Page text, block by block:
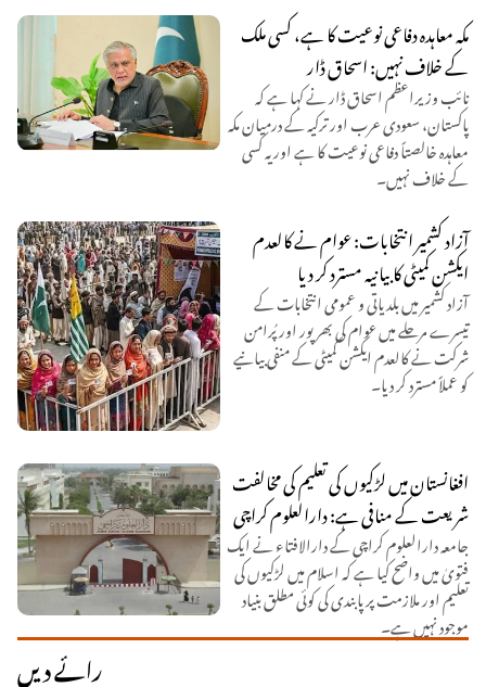
مکہ معاہدہ دفاعی نوعیت کا ہے، کسی ملک
کے خلاف نہیں: اسحاق ڈار
نائب وزیراعظم اسحاق ڈار نے کہا ہے کہ
پاکستان، سعودی عرب اور ترکیہ کے درمیان مکہ
معاہدہ خالصتاً دفاعی نوعیت کا ہے اور یہ کسی
کے خلاف نہیں۔
آزاد کشمیر انتخابات: عوام نے کالعدم
ایکشن کمیٹی کا بیانیہ مسترد کر دیا
آزاد کشمیر میں بلدیاتی و عمومی انتخابات کے
تیسرے مرحلے میں عوام کی بھرپور اور پُرامن
شرکت نے کالعدم ایکشن کمیٹی کے منفی بیانیے
کو عملاً مسترد کر دیا۔
افغانستان میں لڑکیوں کی تعلیم کی مخالفت
شریعت کے منافی ہے: دارالعلوم کراچی
جامعہ دارالعلوم کراچی کے دارالافتاء نے ایک
فتویٰ میں واضح کیا ہے کہ اسلام میں لڑکیوں کی
تعلیم اور ملازمت پر پابندی کی کوئی مطلق بنیاد
موجود نہیں ہے۔
رائے دیں